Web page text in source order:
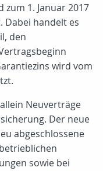
1. Januar 2017
Dabei handelt es
den
wird vom
Neuverträge
Der neue
abgeschlossene
sowie bei